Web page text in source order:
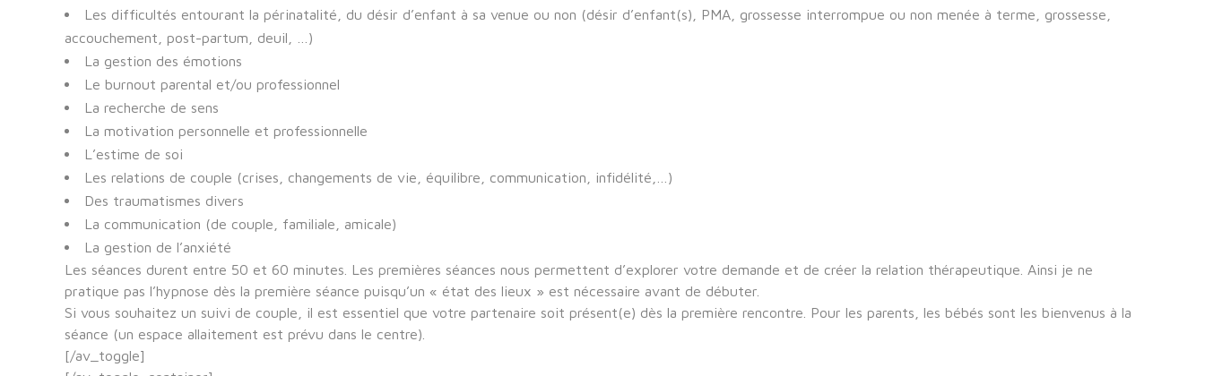
Les difficultés entourant la périnatalité, du désir d’enfant à sa venue ou non (désir d’enfant(s), PMA, grossesse interrompue ou non menée à terme, grossesse,
accouchement, post-partum, deuil, …)
La gestion des émotions
Le burnout parental et/ou professionnel
La recherche de sens
La motivation personnelle et professionnelle
L’estime de soi
Les relations de couple (crises, changements de vie, équilibre, communication, infidélité,…)
Des traumatismes divers
La communication (de couple, familiale, amicale)
La gestion de l’anxiété
Les séances durent entre 50 et 60 minutes. Les premières séances nous permettent d’explorer votre demande et de créer la relation thérapeutique. Ainsi je ne
pratique pas l’hypnose dès la première séance puisqu’un « état des lieux » est nécessaire avant de débuter.
Si vous souhaitez un suivi de couple, il est essentiel que votre partenaire soit présent(e) dès la première rencontre. Pour les parents, les bébés sont les bienvenus à la
séance (un espace allaitement est prévu dans le centre).
[/av_toggle]